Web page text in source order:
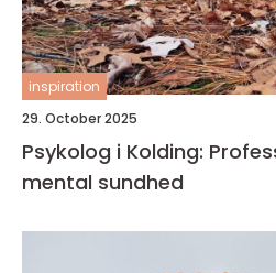
inspiration
29. October 2025
Psykolog i Kolding:
mental sundhed